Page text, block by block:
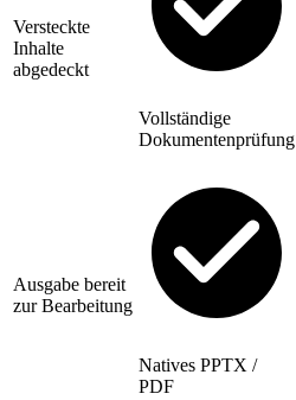
Versteckte
Inhalte
abgedeckt
Vollständige
Dokumentenprüfung
Ausgabe bereit
zur Bearbeitung
Natives PPTX /
PDF